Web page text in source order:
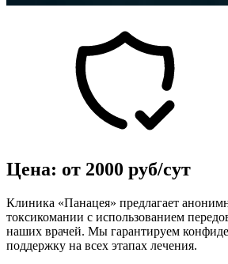
Цена: от 2000 руб/сут
Клиника «Панацея» предлагает
токсикомании с использованием
наших врачей. Мы гарантируем
поддержку на всех этапах лечения.